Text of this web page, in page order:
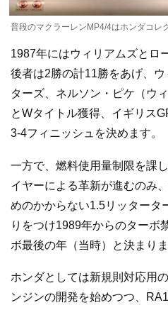
普段のマクラーレンMP4/4はホンダコレ
1987年にはウィリアムズとロ
後者は2勝の計11勝をあげ、
ターズ、ネルソン・ピケ（ウ
とWタイトル獲得、イギリス
3-4フィニッシュを決めます。
一方で、燃料使用量制限を課
イヤーによる革新が進むのみ
めのかからない1.5リッタータ
りをつけ1989年からのターボ
ボ最後の年（当時）と決まりま
ホンダとしては新規則対応用
ンジンの開発を始めつつ、